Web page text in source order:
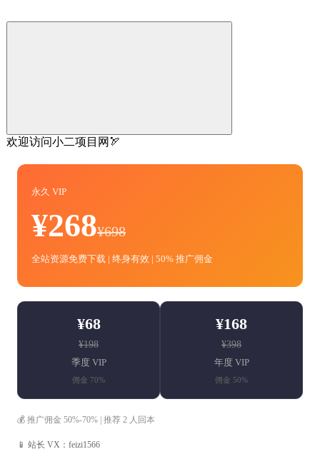
欢迎访问小二项目网🏹
永久 VIP
¥268¥698
全站资源免费下载 | 终身有效 | 50% 推广佣金
¥68
¥198
季度 VIP
佣金 70%
¥168
¥398
年度 VIP
佣金 50%
💰 推广佣金 50%-70% | 推荐 2 人回本
📱 站长 VX：feizi1566